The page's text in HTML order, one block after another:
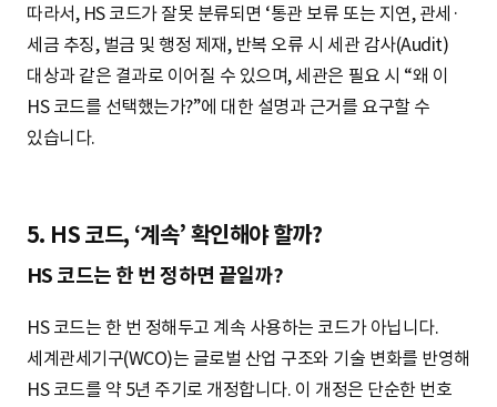
따라서, HS 코드가 잘못 분류되면 ‘통관 보류 또는 지연, 관세·
세금 추징, 벌금 및 행정 제재, 반복 오류 시 세관 감사(Audit)
대상과 같은 결과로 이어질 수 있으며, 세관은 필요 시 “왜 이
HS 코드를 선택했는가?”에 대한 설명과 근거를 요구할 수
있습니다.
5. HS 코드, ‘계속’ 확인해야 할까?
HS 코드는 한 번 정하면 끝일까?
HS 코드는 한 번 정해두고 계속 사용하는 코드가 아닙니다.
세계관세기구(WCO)는 글로벌 산업 구조와 기술 변화를 반영해
HS 코드를 약 5년 주기로 개정합니다. 이 개정은 단순한 번호